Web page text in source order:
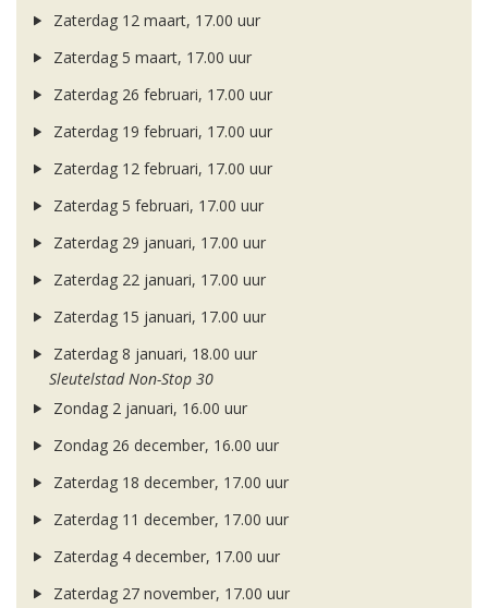
Zaterdag 12 maart, 17.00 uur
Zaterdag 5 maart, 17.00 uur
Zaterdag 26 februari, 17.00 uur
Zaterdag 19 februari, 17.00 uur
Zaterdag 12 februari, 17.00 uur
Zaterdag 5 februari, 17.00 uur
Zaterdag 29 januari, 17.00 uur
Zaterdag 22 januari, 17.00 uur
Zaterdag 15 januari, 17.00 uur
Zaterdag 8 januari, 18.00 uur
Sleutelstad Non-Stop 30
Zondag 2 januari, 16.00 uur
Zondag 26 december, 16.00 uur
Zaterdag 18 december, 17.00 uur
Zaterdag 11 december, 17.00 uur
Zaterdag 4 december, 17.00 uur
Zaterdag 27 november, 17.00 uur